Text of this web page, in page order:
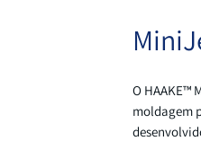
O HAAKE™
moldagem